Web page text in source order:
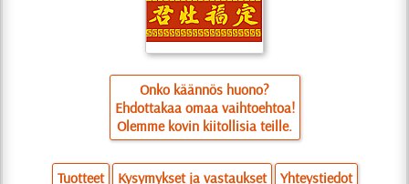
Onko käännös huono?
Ehdottakaa omaa vaihtoehtoa!
Olemme kovin kiitollisia teille.
Tuotteet Kysymykset ja vastaukset Yhteystiedot